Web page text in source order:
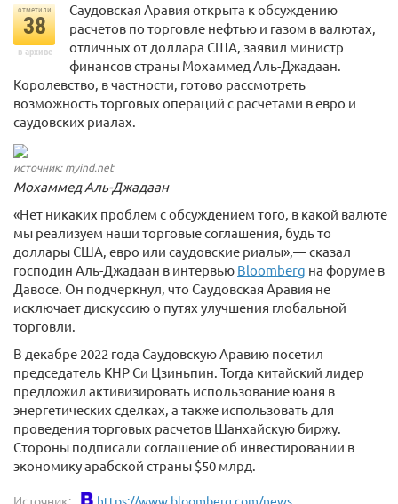
отметили
38
в архиве
Саудовская Аравия открыта к обсуждению
расчетов по торговле нефтью и газом в валютах,
отличных от доллара США, заявил министр
финансов страны Мохаммед Аль-Джадаан.
Королевство, в частности, готово рассмотреть
возможность торговых операций с расчетами в евро и
саудовских риалах.
источник: myind.net
Мохаммед Аль-Джадаан
«Нет никаких проблем с обсуждением того, в какой валюте
мы реализуем наши торговые соглашения, будь то
доллары США, евро или саудовские риалы»,— сказал
господин Аль-Джадаан в интервью Bloomberg на форуме в
Давосе. Он подчеркнул, что Саудовская Аравия не
исключает дискуссию о путях улучшения глобальной
торговли.
В декабре 2022 года Саудовскую Аравию посетил
председатель КНР Си Цзиньпин. Тогда китайский лидер
предложил активизировать использование юаня в
энергетических сделках, а также использовать для
проведения торговых расчетов Шанхайскую биржу.
Стороны подписали соглашение об инвестировании в
экономику арабской страны $50 млрд.
Источник: https://www.bloomberg.com/news...